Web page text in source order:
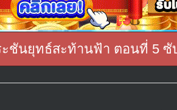
ะชันยุทธ์สะท้านฟ้า ตอนที่ 5 ซั